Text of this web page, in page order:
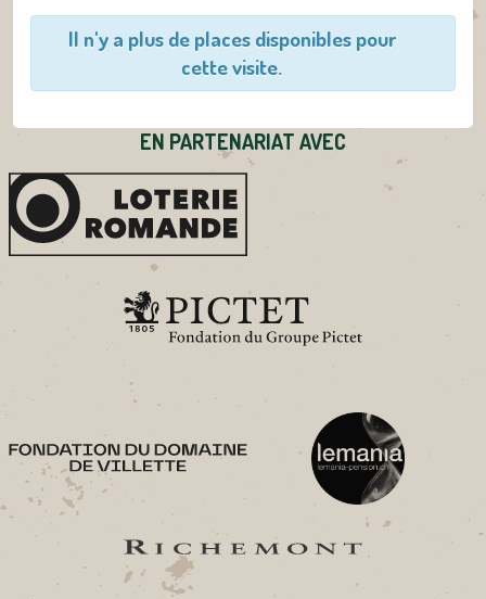
Il n'y a plus de places disponibles pour
cette visite.
EN PARTENARIAT AVEC